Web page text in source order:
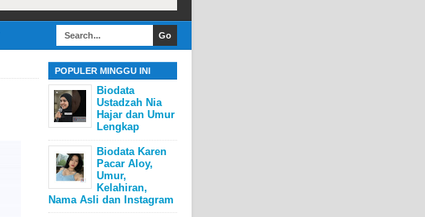
POPULER MINGGU INI
Biodata
Ustadzah Nia
Hajar dan Umur
Lengkap
Biodata Karen
Pacar Aloy,
Umur,
Kelahiran,
Nama Asli dan Instagram